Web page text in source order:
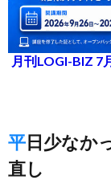
月刊LOGI-BIZ 7
平日少なかったことが影響、BtoBは持ち
直し